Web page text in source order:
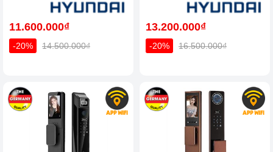
11.600.000₫
-20% 14.500.000₫
13.200.000₫
-20% 16.500.000₫